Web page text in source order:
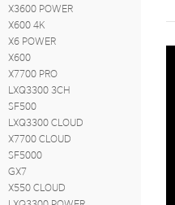
X3600 POWER
X600 4K
X6 POWER
X600
X7700 PRO
LXQ3300 3CH
SF500
LXQ3300 CLOUD
X7700 CLOUD
SF5000
GX7
X550 CLOUD